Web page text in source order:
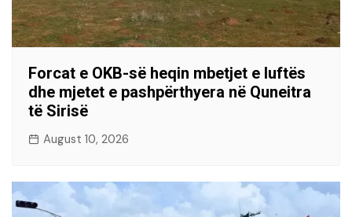
Forcat e OKB-së heqin mbetjet e luftës
dhe mjetet e pashpërthyera në Quneitra
të Sirisë
August 10, 2026